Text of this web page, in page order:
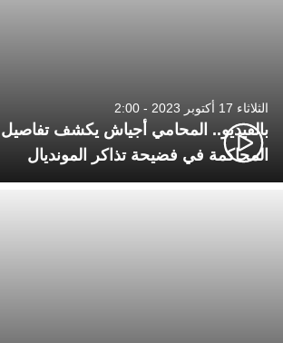
الثلاثاء 17 أكتوبر 2023 - 2:00
بالفيديو.. المحامي أجياش يكشف تفاصيل
المحاكمة في فضيحة تذاكر المونديال